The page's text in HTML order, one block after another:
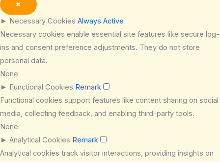
✖
► Necessary Cookies Always Active
Necessary cookies enable essential site features like secure log-
ins and consent preference adjustments. They do not store
personal data.
None
► Functional Cookies Remark
Functional cookies support features like content sharing on social
media, collecting feedback, and enabling third-party tools.
None
► Analytical Cookies Remark
Analytical cookies track visitor interactions, providing insights on